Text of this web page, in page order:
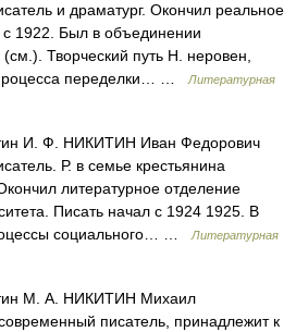
и драматург. Окончил реальное
1922. Был в объединении
Творческий путь Н. неровен,
переделки… …
Литературная
И. Ф. НИКИТИН Иван Федорович
Р. в семье крестьянина
литературное отделение
Писать начал с 1924 1925. В
социального… …
Литературная
М. А. НИКИТИН Михаил
писатель, принадлежит к